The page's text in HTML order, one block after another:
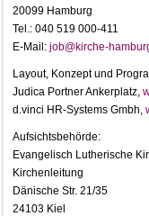
20099 Hamburg
Tel.: 040 519 000-411
E-Mail:job@kirche-
Layout, Konzept und
Judica Portner Ankerplatz,
d.vinci HR-Systems Gmbh,
Aufsichtsbehörde:
Evangelisch Lutherische
Kirchenleitung
Dänische Str. 21/35
24103 Kiel